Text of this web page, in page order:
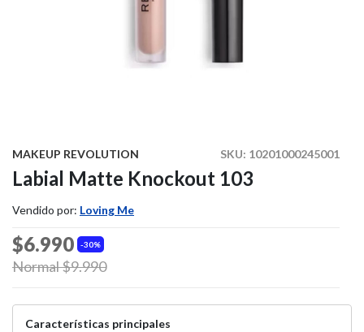
SKU: 10201000245001
MAKEUP REVOLUTION
Labial Matte Knockout 103
Vendido por: Loving Me
30%
$6.990
Price reduced from
Normal $9.990to
Características principales